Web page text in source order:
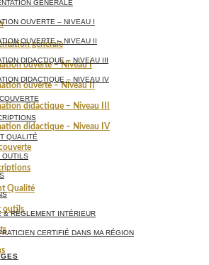
générale
ouverte – Niveau I
ouverte – Niveau II
didactique – Niveau III
didactique – Niveau IV
Qualité
outils
GÉNÉRALE
OUVERTE – NIVEAU I
OUVERTE – NIVEAU II
DIDACTIQUE – NIVEAU III
DIDACTIQUE – NIVEAU IV
QUALITÉ
OUTILS
& RÈGLEMENT INTÉRIEUR
CERTIFIÉ DANS MA RÉGION